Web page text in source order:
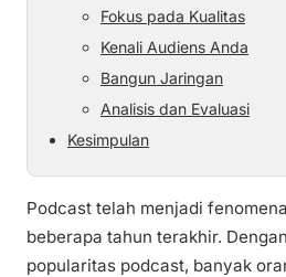
Fokus pada Kualitas
Kenali Audiens Anda
Bangun Jaringan
Analisis dan Evaluasi
Kesimpulan
Podcast telah menjadi
beberapa tahun terakhir.
popularitas podcast, banyak